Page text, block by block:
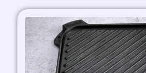
السعر
الأصلي
هو:
2.100,00 EGP.
السعر
الحالي
هو:
1.785,00 EGP.